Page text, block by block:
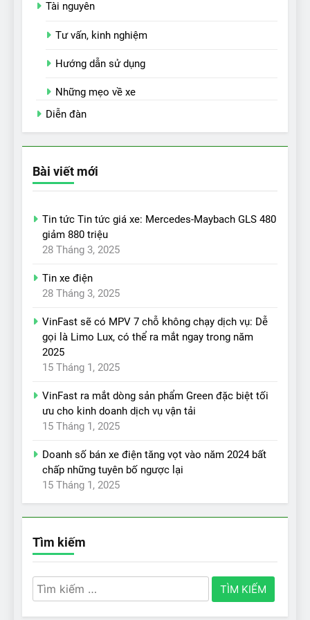
Tài nguyên
Tư vấn, kinh nghiệm
Hướng dẫn sử dụng
Những mẹo về xe
Diễn đàn
Bài viết mới
Tin tức Tin tức giá xe: Mercedes-Maybach GLS 480
giảm 880 triệu
28 Tháng 3, 2025
Tin xe điện
28 Tháng 3, 2025
VinFast sẽ có MPV 7 chỗ không chạy dịch vụ: Dễ
gọi là Limo Lux, có thể ra mắt ngay trong năm
2025
15 Tháng 1, 2025
VinFast ra mắt dòng sản phẩm Green đặc biệt tối
ưu cho kinh doanh dịch vụ vận tải
15 Tháng 1, 2025
Doanh số bán xe điện tăng vọt vào năm 2024 bất
chấp những tuyên bố ngược lại
15 Tháng 1, 2025
Tìm kiếm
Tìm
kiếm